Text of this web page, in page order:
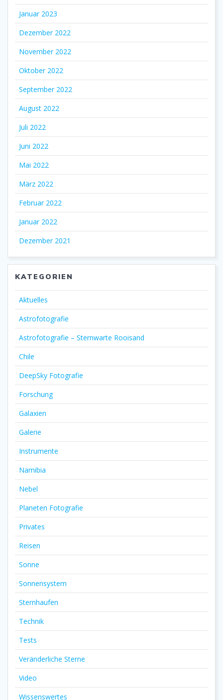
Januar 2023
Dezember 2022
November 2022
Oktober 2022
September 2022
August 2022
Juli 2022
Juni 2022
Mai 2022
März 2022
Februar 2022
Januar 2022
Dezember 2021
KATEGORIEN
Aktuelles
Astrofotografie
Astrofotografie – Sternwarte Rooisand
Chile
DeepSky Fotografie
Forschung
Galaxien
Galerie
Instrumente
Namibia
Nebel
Planeten Fotografie
Privates
Reisen
Sonne
Sonnensystem
Sternhaufen
Technik
Tests
Veränderliche Sterne
Video
Wissenswertes